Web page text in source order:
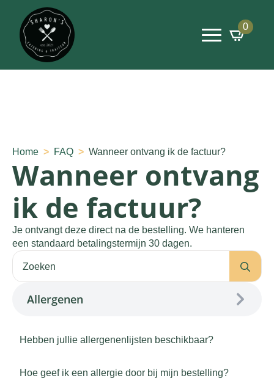
0
Allergenen
Hebben jullie allergenenlijsten beschikbaar?
Hoe geef ik een allergie door bij mijn bestelling?
Home FAQ Wanneer ontvang ik de factuur?
Wanneer ontvang
ik de factuur?
Je ontvangt deze direct na de bestelling. We hanteren
een standaard betalingstermijn 30 dagen.